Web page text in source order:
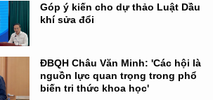
Góp ý kiến cho dự thảo Luật Dầu
khí sửa đổi
ĐBQH Châu Văn Minh: 'Các hội là
nguồn lực quan trọng trong phổ
biến tri thức khoa học'